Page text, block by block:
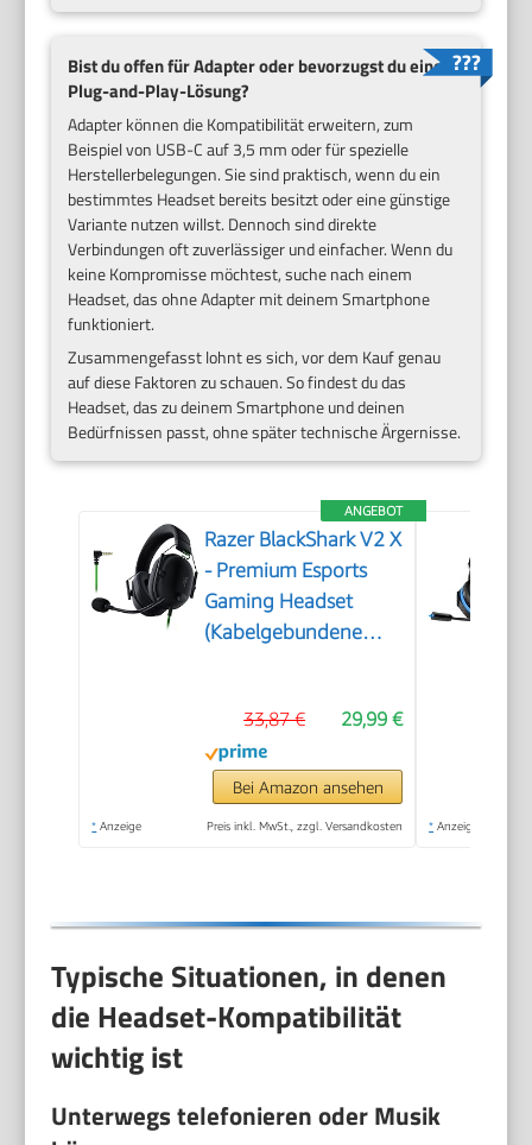
Bist du offen für Adapter oder bevorzugst du eine
Plug-and-Play-Lösung?
Adapter können die Kompatibilität erweitern, zum
Beispiel von USB-C auf 3,5 mm oder für spezielle
Herstellerbelegungen. Sie sind praktisch, wenn du ein
bestimmtes Headset bereits besitzt oder eine günstige
Variante nutzen willst. Dennoch sind direkte
Verbindungen oft zuverlässiger und einfacher. Wenn du
keine Kompromisse möchtest, suche nach einem
Headset, das ohne Adapter mit deinem Smartphone
funktioniert.
Zusammengefasst lohnt es sich, vor dem Kauf genau
auf diese Faktoren zu schauen. So findest du das
Headset, das zu deinem Smartphone und deinen
Bedürfnissen passt, ohne später technische Ärgernisse.
ANGEBOT
Razer BlackShark V2 X
- Premium Esports
Gaming Headset
(Kabelgebundene
Rauschunterdrückung
für PC, Mac, PS4,
Xbox One & Switch)
Schwarz
29,99 €
33,87 €
Bei Amazon ansehen
* Anzeige Preis inkl. MwSt., zzgl. Versandkosten * Anzeige
Typische Situationen, in denen
die Headset-Kompatibilität
wichtig ist
Unterwegs telefonieren oder Musik